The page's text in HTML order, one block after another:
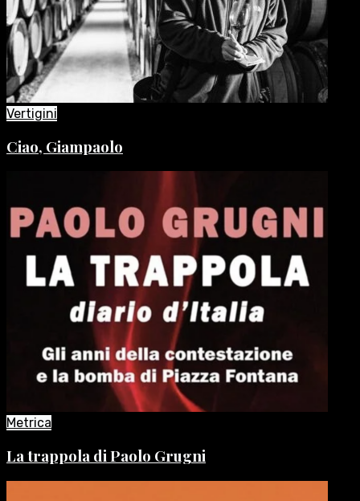
Vertigini
Ciao, Giampaolo
Metrica
La trappola di Paolo Grugni